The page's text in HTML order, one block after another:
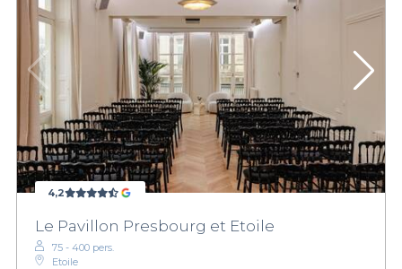
4,2
Le Pavillon Presbourg et Etoile
75 - 400 pers.
Etoile